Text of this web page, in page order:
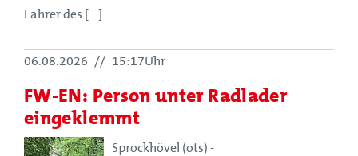
Fahrer des [...]
06.08.2026 // 15:17Uhr
FW-EN: Person unter Radlader
eingeklemmt
Sprockhövel (ots) -